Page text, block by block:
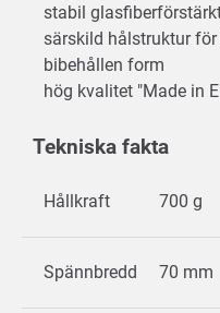
stabil
särskild hålstruktur
bibehållen form
hög kvalitet "Made in
Tekniska fakta
Hållkraft 700 g
Spännbredd 70 mm